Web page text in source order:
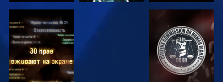
СМОТРЕТЬ СМОТРЕТЬ